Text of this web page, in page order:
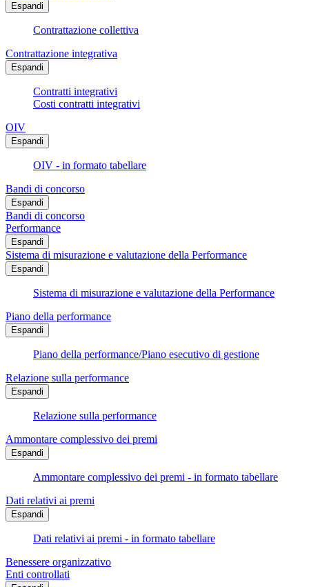
Espandi
Contrattazione collettiva
Contrattazione integrativa
Espandi
Contratti integrativi
Costi contratti integrativi
OIV
Espandi
OIV - in formato tabellare
Bandi di concorso
Espandi
Bandi di concorso
Performance
Espandi
Sistema di misurazione e valutazione della Performance
Espandi
Sistema di misurazione e valutazione della Performance
Piano della performance
Espandi
Piano della performance/Piano esecutivo di gestione
Relazione sulla performance
Espandi
Relazione sulla performance
Ammontare complessivo dei premi
Espandi
Ammontare complessivo dei premi - in formato tabellare
Dati relativi ai premi
Espandi
Dati relativi ai premi - in formato tabellare
Benessere organizzativo
Enti controllati